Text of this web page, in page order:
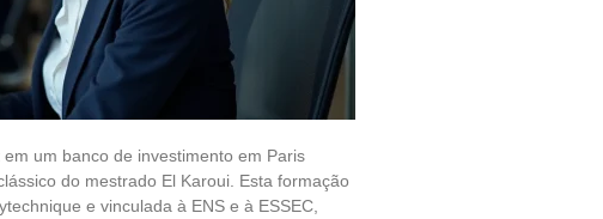
um banco de investimento em Paris
do mestrado El Karoui. Esta formação
e vinculada à ENS e à ESSEC,